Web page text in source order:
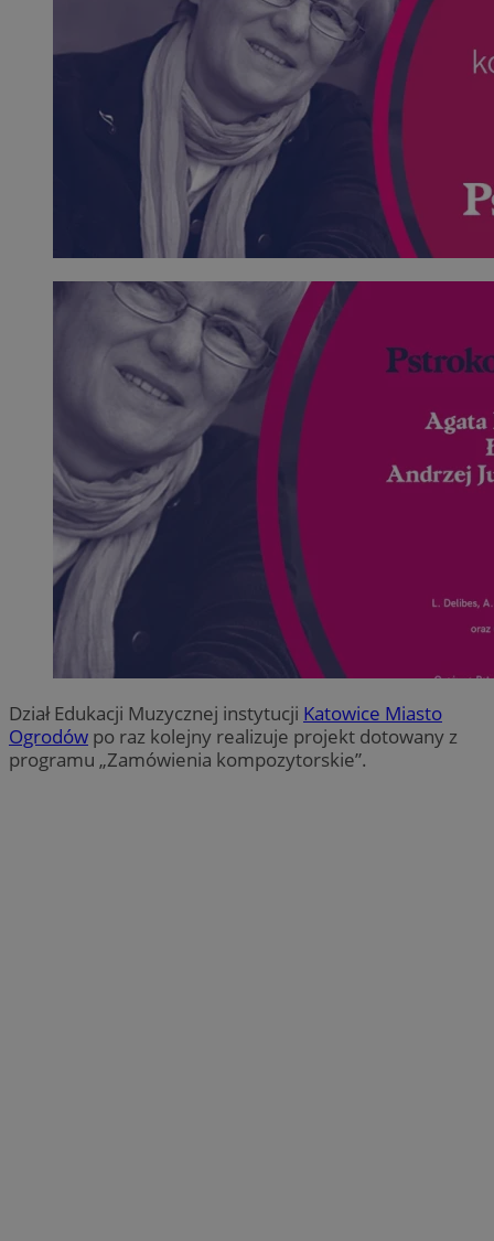
Dział Edukacji Muzycznej instytucji Katowice Miasto
Ogrodów po raz kolejny realizuje projekt dotowany z
programu „Zamówienia kompozytorskie”.